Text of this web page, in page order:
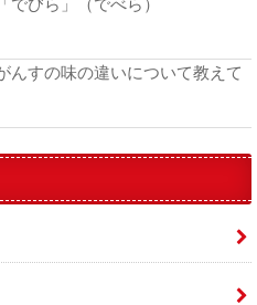
んすの味の違いについて教えて